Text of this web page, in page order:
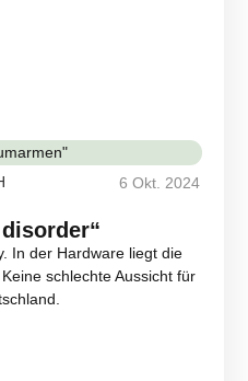
6 Okt. 2024
In der Hardware liegt die
schlechte Aussicht für